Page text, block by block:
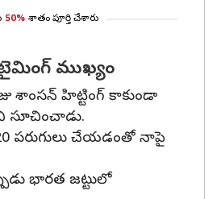
50% శాతం పూర్తి చేశారు
ముఖ్యం
శాంసన్ హిట్టింగ్ కాకుండా
పరుగులు చేయడంతో నాపై
భారత జట్టులో